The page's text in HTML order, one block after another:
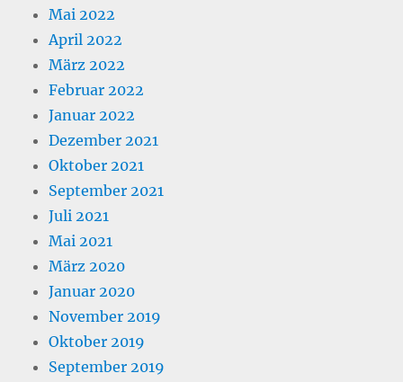
Mai 2022
April 2022
März 2022
Februar 2022
Januar 2022
Dezember 2021
Oktober 2021
September 2021
Juli 2021
Mai 2021
März 2020
Januar 2020
November 2019
Oktober 2019
September 2019